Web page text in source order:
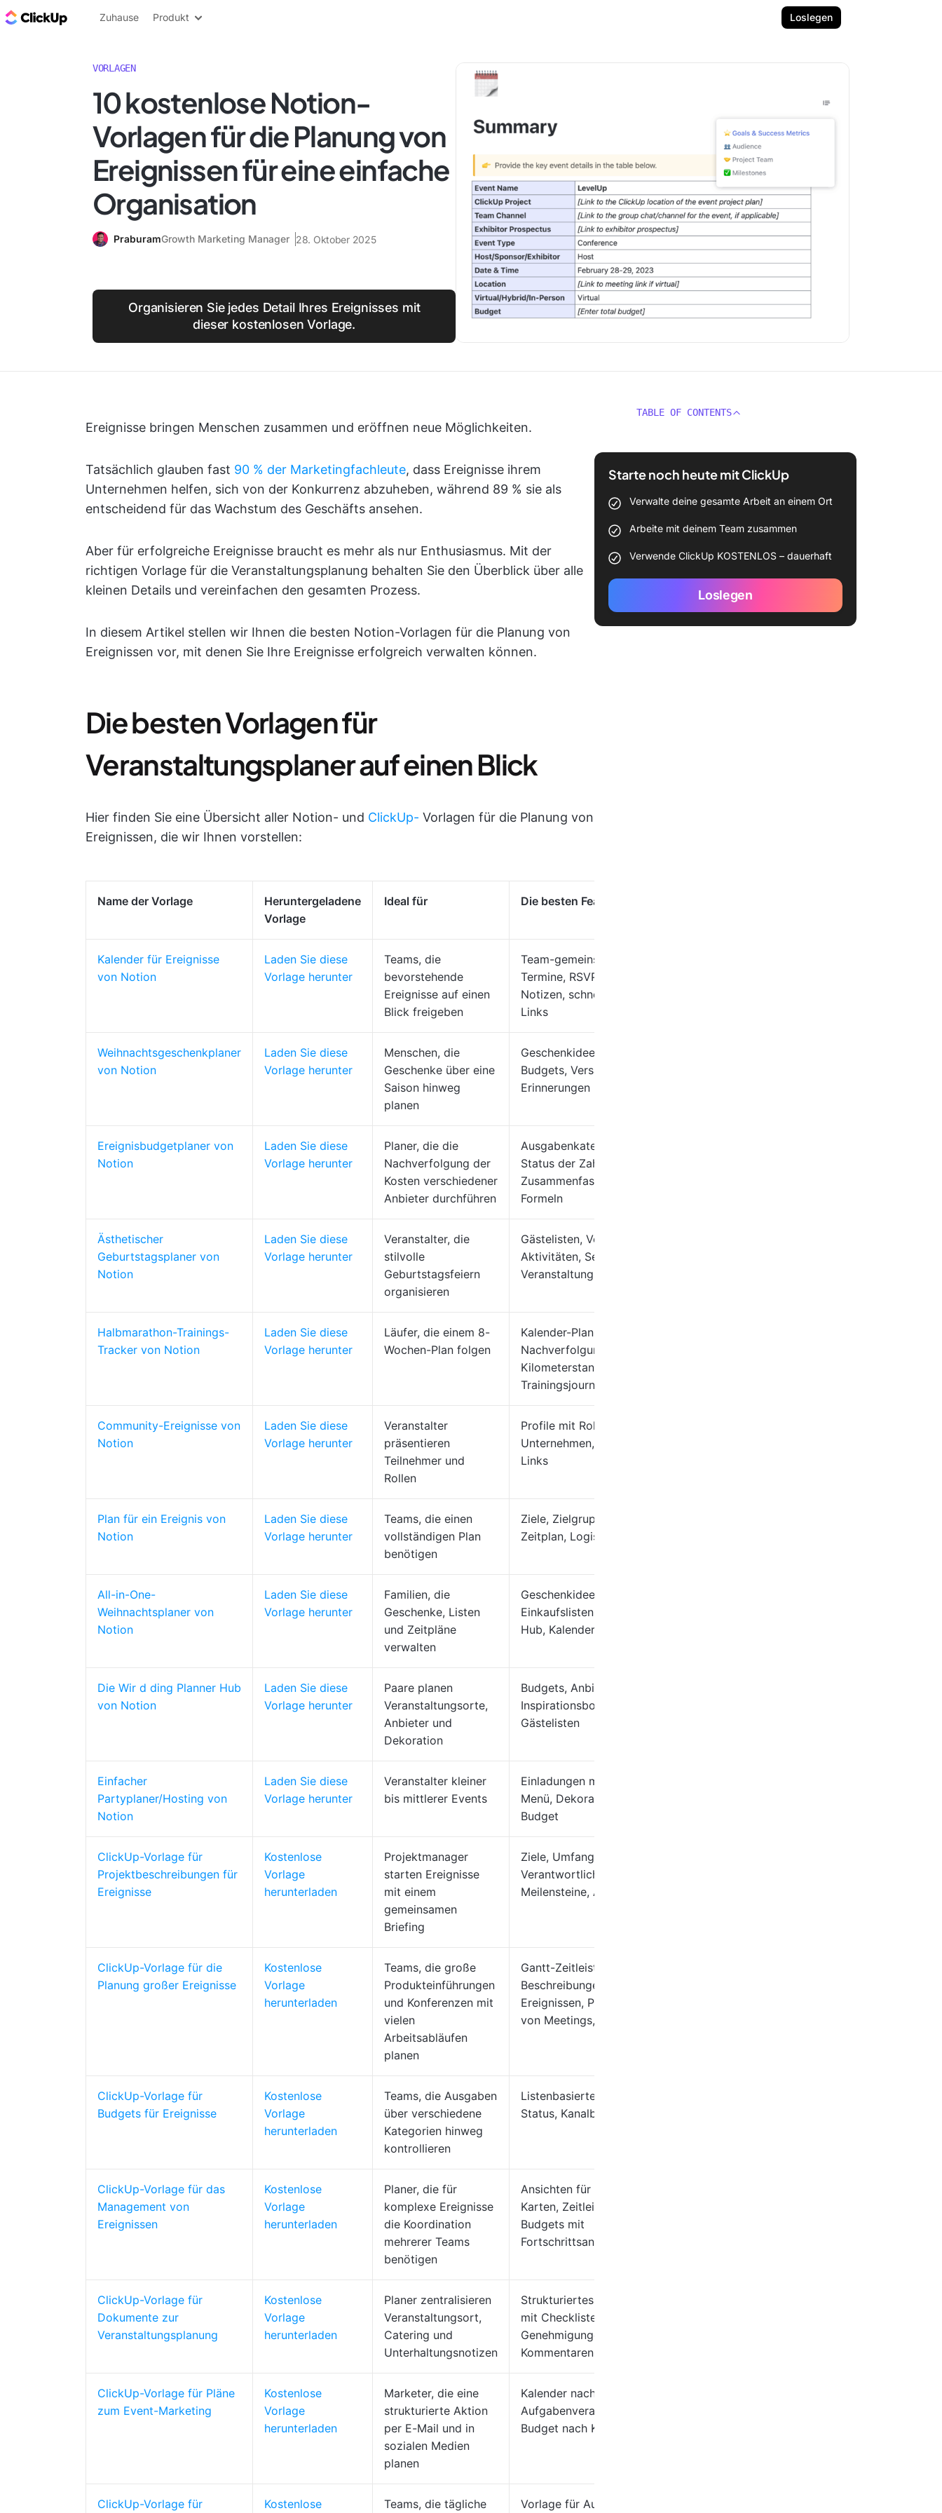
ClickUp Blog
Zuhause Produkt Loslegen
VORLAGEN
10 kostenlose Notion-
Vorlagen für die Planung von
Ereignissen für eine einfache
Organisation
PraburamGrowth Marketing Manager 28. Oktober 2025
Organisieren Sie jedes Detail Ihres Ereignisses mit
dieser kostenlosen Vorlage.
Ereignisse bringen Menschen zusammen und eröffnen neue Möglichkeiten.
Tatsächlich glauben fast 90 % der Marketingfachleute, dass Ereignisse ihrem
Unternehmen helfen, sich von der Konkurrenz abzuheben, während 89 % sie als
entscheidend für das Wachstum des Geschäfts ansehen.
Aber für erfolgreiche Ereignisse braucht es mehr als nur Enthusiasmus. Mit der
richtigen Vorlage für die Veranstaltungsplanung behalten Sie den Überblick über alle
kleinen Details und vereinfachen den gesamten Prozess.
In diesem Artikel stellen wir Ihnen die besten Notion-Vorlagen für die Planung von
Ereignissen vor, mit denen Sie Ihre Ereignisse erfolgreich verwalten können.
Die besten Vorlagen für
Veranstaltungsplaner auf einen Blick
Hier finden Sie eine Übersicht aller Notion- und ClickUp- Vorlagen für die Planung von
Ereignissen, die wir Ihnen vorstellen:
Name der Vorlage
Heruntergeladene
Vorlage
Ideal für Die besten Features
Kalender für Ereignisse
von Notion
Laden Sie diese
Vorlage herunter
Teams, die
bevorstehende
Ereignisse auf einen
Blick freigeben
Team-gemeinsame
Termine, RSVP-Links,
Notizen, schnelle Datei-
Links
Weihnachtsgeschenkplaner
von Notion
Laden Sie diese
Vorlage herunter
Menschen, die
Geschenke über eine
Saison hinweg
planen
Geschenkideen mit
Budgets, Versand und
Erinnerungen
Ereignisbudgetplaner von
Notion
Laden Sie diese
Vorlage herunter
Planer, die die
Nachverfolgung der
Kosten verschiedener
Anbieter durchführen
Ausgabenkategorien,
Status der Zahlung,
Zusammenfassungen und
Formeln
Ästhetischer
Geburtstagsplaner von
Notion
Laden Sie diese
Vorlage herunter
Veranstalter, die
stilvolle
Geburtstagsfeiern
organisieren
Gästelisten, Verpflegung,
Aktivitäten, Setup des
Veranstaltungsorts
Halbmarathon-Trainings-
Tracker von Notion
Laden Sie diese
Vorlage herunter
Läufer, die einem 8-
Wochen-Plan folgen
Kalender-Plan,
Nachverfolgung des
Kilometerstands,
Trainingsjournal
Community-Ereignisse von
Notion
Laden Sie diese
Vorlage herunter
Veranstalter
präsentieren
Teilnehmer und
Rollen
Profile mit Rollen,
Unternehmen, sozialen
Links
Plan für ein Ereignis von
Notion
Laden Sie diese
Vorlage herunter
Teams, die einen
vollständigen Plan
benötigen
Ziele, Zielgruppe,
Zeitplan, Logistik, Budget
All-in-One-
Weihnachtsplaner von
Notion
Laden Sie diese
Vorlage herunter
Familien, die
Geschenke, Listen
und Zeitpläne
verwalten
Geschenkideen,
Einkaufslisten, Rezept-
Hub, Kalender
Die Wir d ding Planner Hub
von Notion
Laden Sie diese
Vorlage herunter
Paare planen
Veranstaltungsorte,
Anbieter und
Dekoration
Budgets, Anbieter,
Inspirationsboards,
Gästelisten
Einfacher
Partyplaner/Hosting von
Notion
Laden Sie diese
Vorlage herunter
Veranstalter kleiner
bis mittlerer Events
Einladungen mit RSVPs,
Menü, Dekoration,
Budget
ClickUp-Vorlage für
Projektbeschreibungen für
Ereignisse
Kostenlose
Vorlage
herunterladen
Projektmanager
starten Ereignisse
mit einem
gemeinsamen
Briefing
Ziele, Umfang,
Verantwortliche für
Meilensteine, Anhänge
ClickUp-Vorlage für die
Planung großer Ereignisse
Kostenlose
Vorlage
herunterladen
Teams, die große
Produkteinführungen
und Konferenzen mit
vielen
Arbeitsabläufen
planen
Gantt-Zeitleisten,
Beschreibungen von
Ereignissen, Protokolle
von Meetings, Aufgaben
ClickUp-Vorlage für
Budgets für Ereignisse
Kostenlose
Vorlage
herunterladen
Teams, die Ausgaben
über verschiedene
Kategorien hinweg
kontrollieren
Listenbasierte Ausgaben,
Status, Kanalbudgets
ClickUp-Vorlage für das
Management von
Ereignissen
Kostenlose
Vorlage
herunterladen
Planer, die für
komplexe Ereignisse
die Koordination
mehrerer Teams
benötigen
Ansichten für Listen,
Karten, Zeitleisten und
Budgets mit
Fortschrittsanzeige
ClickUp-Vorlage für
Dokumente zur
Veranstaltungsplanung
Kostenlose
Vorlage
herunterladen
Planer zentralisieren
Veranstaltungsort,
Catering und
Unterhaltungsnotizen
Strukturiertes Dokument
mit Checklisten,
Genehmigungen und
Kommentaren
ClickUp-Vorlage für Pläne
zum Event-Marketing
Kostenlose
Vorlage
herunterladen
Marketer, die eine
strukturierte Aktion
per E-Mail und in
sozialen Medien
planen
Kalender nach Kanal,
Aufgabenverantwortliche,
Budget nach Kanal
ClickUp-Vorlage für Kostenlose Teams, die tägliche Vorlage für Aufgaben im
TABLE OF CONTENTS
Starte noch heute mit ClickUp
Verwalte deine gesamte Arbeit an einem Ort
Arbeite mit deinem Team zusammen
Verwende ClickUp KOSTENLOS – dauerhaft
Loslegen